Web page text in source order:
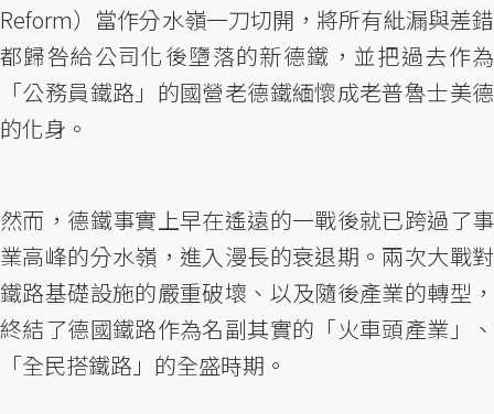
Reform）當作分水嶺一刀切開，將所有紕漏與差錯
都歸咎給公司化後墮落的新德鐵，並把過去作為
「公務員鐵路」的國營老德鐵緬懷成老普魯士美德
的化身。
然而，德鐵事實上早在遙遠的一戰後就已跨過了事
業高峰的分水嶺，進入漫長的衰退期。兩次大戰對
鐵路基礎設施的嚴重破壞、以及隨後產業的轉型，
終結了德國鐵路作為名副其實的「火車頭產業」、
「全民搭鐵路」的全盛時期。